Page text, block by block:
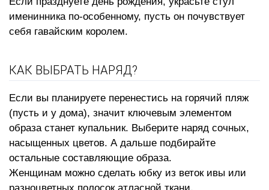
именинника по-особенному, пусть он почувствует
себя гавайским королем.
КАК ВЫБРАТЬ НАРЯД?
Если вы планируете перенестись на горячий пляж
(пусть и у дома), значит ключевым элементом
образа станет купальник. Выберите наряд сочных,
насыщенных цветов. А дальше подбирайте
остальные составляющие образа.
Женщинам можно сделать юбку из веток ивы или